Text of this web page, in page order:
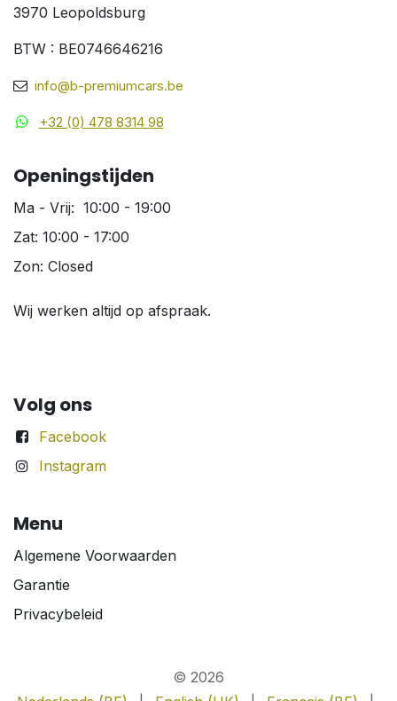
3970 Leopoldsburg
BTW : BE0746646216
info@b-premiumcars.be
+32 (0) 478 8314 98
Openingstijden
Ma - Vrij: 10:00 - 19:00
Zat: 10:00 - 17:00
Zon: Closed
Wij werken altijd op afspraak.
Volg ons
Facebook
Instagram
Menu
Algemene Voorwaarden
Garantie
Privacybeleid
© 2026